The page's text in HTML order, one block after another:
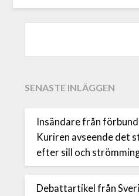
SENASTE INLÄGGEN
Insändare från
Kuriren avseende det
efter sill och
Debattartikel från